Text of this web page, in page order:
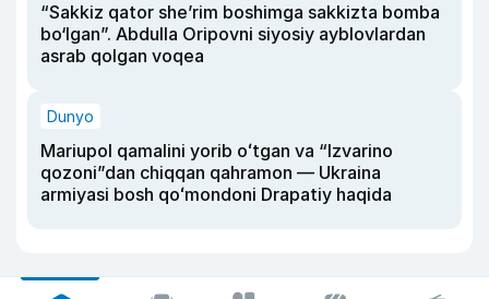
“Sakkiz qator she’rim boshimga sakkizta bomba
bo‘lgan”. Abdulla Oripovni siyosiy ayblovlardan
asrab qolgan voqea
Dunyo
Mariupol qamalini yorib oʻtgan va “Izvarino
qozoni”dan chiqqan qahramon — Ukraina
armiyasi bosh qoʻmondoni Drapatiy haqida